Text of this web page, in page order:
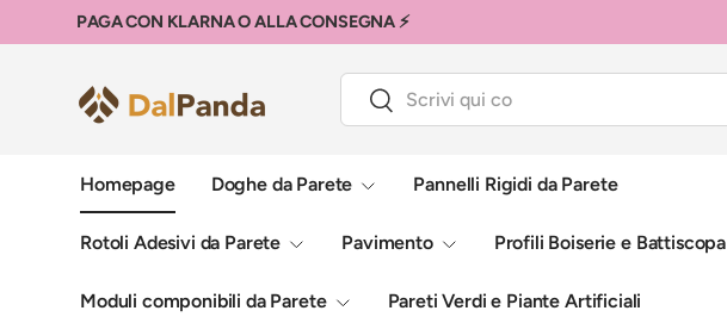
Passa ai contenuti
PAGA CON KLARNA O ALLA CONSEGNA ⚡
Cerca
Cerca
Homepage Doghe da Parete Pannelli Rigidi da Parete
Rotoli Adesivi da Parete Pavimento Profili Boiserie e Battiscopa
Moduli componibili da Parete Pareti Verdi e Piante Artificiali